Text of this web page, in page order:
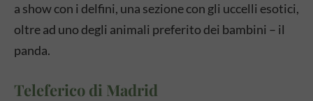
a show con i delfini, una sezione con gli uccelli esotici,
oltre ad uno degli animali preferito dei bambini – il
panda.
Teleferico di Madrid